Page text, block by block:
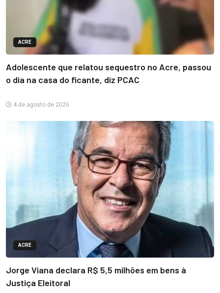
ACRE
Adolescente que relatou sequestro no Acre, passou
o dia na casa do ficante, diz PCAC
4 de agosto de 2026
ACRE
Jorge Viana declara R$ 5,5 milhões em bens à
Justiça Eleitoral